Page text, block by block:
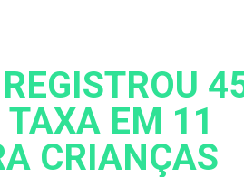
EM 11
CRIANÇAS